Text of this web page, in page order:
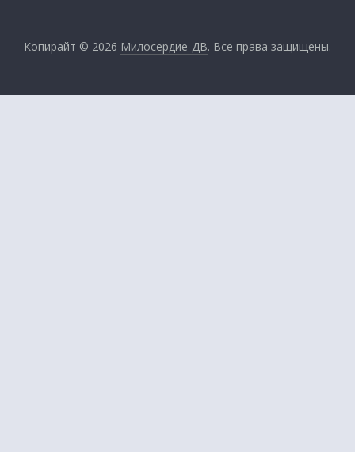
Копирайт © 2026 Милосердие-ДВ. Все права защищены.